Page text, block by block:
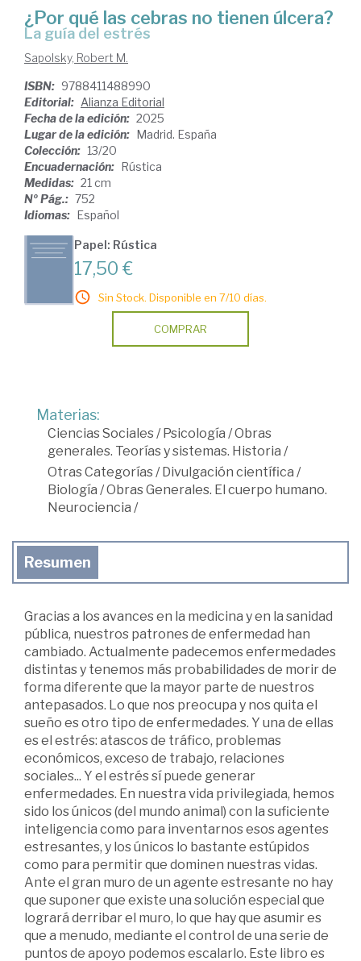
¿Por qué las cebras no tienen úlcera?
La guía del estrés
Sapolsky, Robert M.
ISBN: 9788411488990
Editorial: Alianza Editorial
Fecha de la edición: 2025
Lugar de la edición: Madrid. España
Colección: 13/20
Encuadernación: Rústica
Medidas: 21 cm
Nº Pág.: 752
Idiomas: Español
Papel: Rústica
17,50 €
Sin Stock. Disponible en 7/10 días.
COMPRAR
Materias:
Ciencias Sociales/Psicología /Obras
generales. Teorías y sistemas. Historia /
Otras Categorías/Divulgación científica /
Biología /Obras Generales. El cuerpo humano.
Neurociencia /
Resumen
Gracias a los avances en la medicina y en la sanidad
pública, nuestros patrones de enfermedad han
cambiado. Actualmente padecemos enfermedades
distintas y tenemos más probabilidades de morir de
forma diferente que la mayor parte de nuestros
antepasados. Lo que nos preocupa y nos quita el
sueño es otro tipo de enfermedades. Y una de ellas
es el estrés: atascos de tráfico, problemas
económicos, exceso de trabajo, relaciones
sociales... Y el estrés sí puede generar
enfermedades. En nuestra vida privilegiada, hemos
sido los únicos (del mundo animal) con la suficiente
inteligencia como para inventarnos esos agentes
estresantes, y los únicos lo bastante estúpidos
como para permitir que dominen nuestras vidas.
Ante el gran muro de un agente estresante no hay
que suponer que existe una solución especial que
logrará derribar el muro, lo que hay que asumir es
que a menudo, mediante el control de una serie de
puntos de apoyo podemos escalarlo. Este libro es